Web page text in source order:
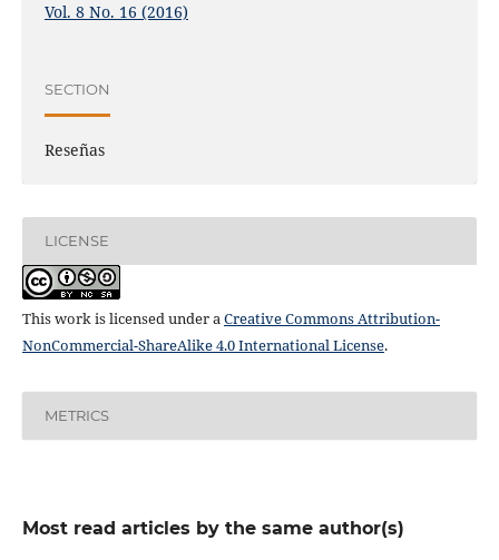
Vol. 8 No. 16 (2016)
SECTION
Reseñas
LICENSE
This work is licensed under aCreative Commons Attribution-
NonCommercial-ShareAlike 4.0 International License.
METRICS
Most read articles by the same author(s)